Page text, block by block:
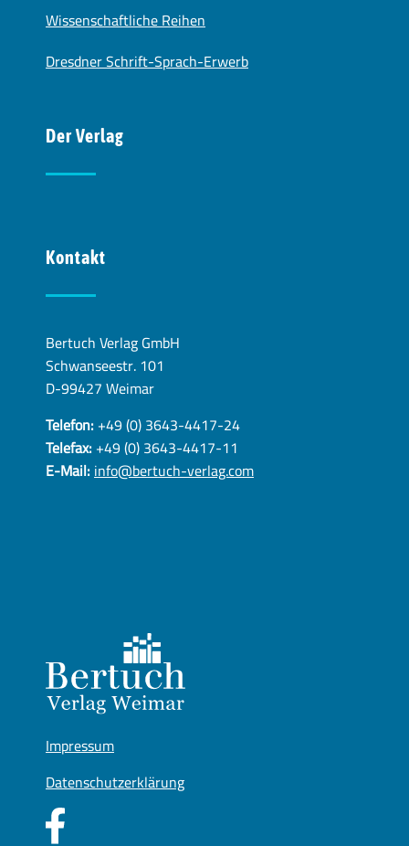
Wissenschaftliche Reihen
Dresdner Schrift-Sprach-Erwerb
Der Verlag
Kontakt
Bertuch Verlag GmbH
Schwanseestr. 101
D-99427 Weimar
Telefon:+49 (0) 3643-4417-24
Telefax:+49 (0) 3643-4417-11
E-Mail:info@bertuch-verlag.com
Impressum
Datenschutzerklärung